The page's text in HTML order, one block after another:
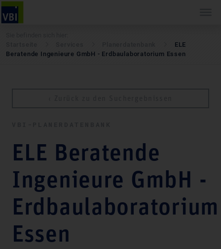
ELE
Beratende Ingenieure GmbH - Erdbaulaboratorium Essen
ELE Beratende
Ingenieure GmbH -
Erdbaulaboratorium
Essen